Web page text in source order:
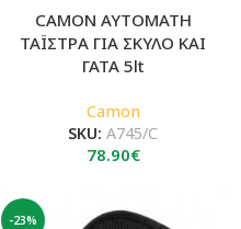
CAMON ΑΥΤΟΜΑΤΗ
ΤΑΪΣΤΡΑ ΓΙΑ ΣΚΥΛΟ ΚΑΙ
ΓΑΤΑ 5lt
Camon
SKU: A745/C
78.90€
-23%